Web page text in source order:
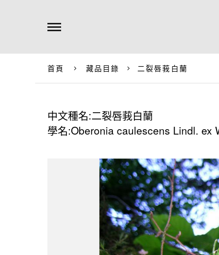
首頁 藏品目錄 二裂唇莪白蘭
中文種名:二裂唇莪白蘭
學名:Oberonia caulescens Lindl. ex